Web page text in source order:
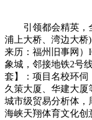
引领都会精英，全
浦上大桥、湾边大桥
来历：福州旧事网）
象城，邻接地铁2号
套】：项目名校环伺
久策大厦、华建大厦
城市级贸易分析体，
海峡天翔体育文化创